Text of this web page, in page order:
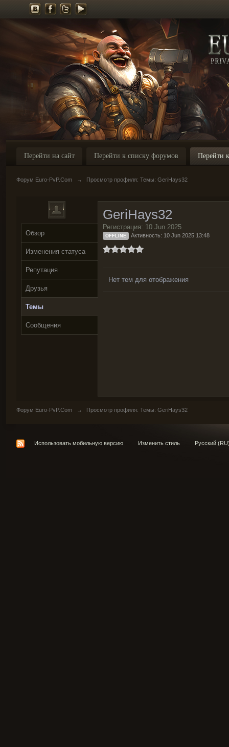
Перейти на сайт Перейти к списку форумов Перейти
Форум Euro-PvP.Com → Просмотр профиля: Темы: GeriHays32
Обзор
Изменения статуса
Репутация
Друзья
Темы
Сообщения
GeriHays32
Регистрация: 10 Jun 2025
OFFLINE Активность: 10 Jun 2025 13:48
Нет тем для отображения
Форум Euro-PvP.Com → Просмотр профиля: Темы: GeriHays32
Использовать мобильную версию Изменить стиль Русский